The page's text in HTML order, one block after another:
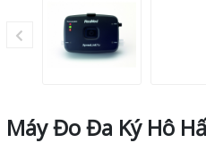
Máy Đo Đa Ký Hô